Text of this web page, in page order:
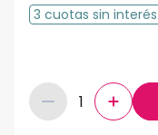
3 cuotas sin interés